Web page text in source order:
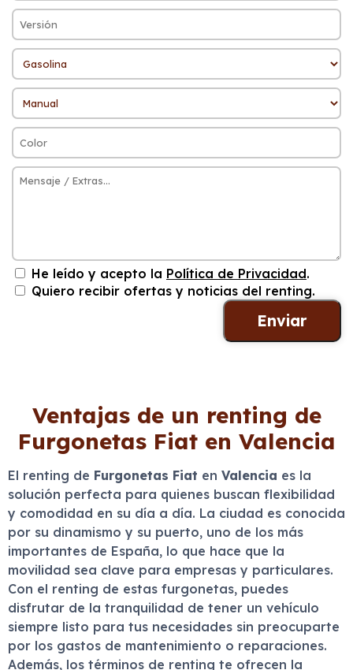
He leído y acepto la Política de Privacidad.
Quiero recibir ofertas y noticias del renting.
Ventajas de un renting de
Furgonetas Fiat en Valencia
El renting de Furgonetas Fiat en Valencia es la
solución perfecta para quienes buscan flexibilidad
y comodidad en su día a día. La ciudad es conocida
por su dinamismo y su puerto, uno de los más
importantes de España, lo que hace que la
movilidad sea clave para empresas y particulares.
Con el renting de estas furgonetas, puedes
disfrutar de la tranquilidad de tener un vehículo
siempre listo para tus necesidades sin preocuparte
por los gastos de mantenimiento o reparaciones.
Además, los términos de renting te ofrecen la